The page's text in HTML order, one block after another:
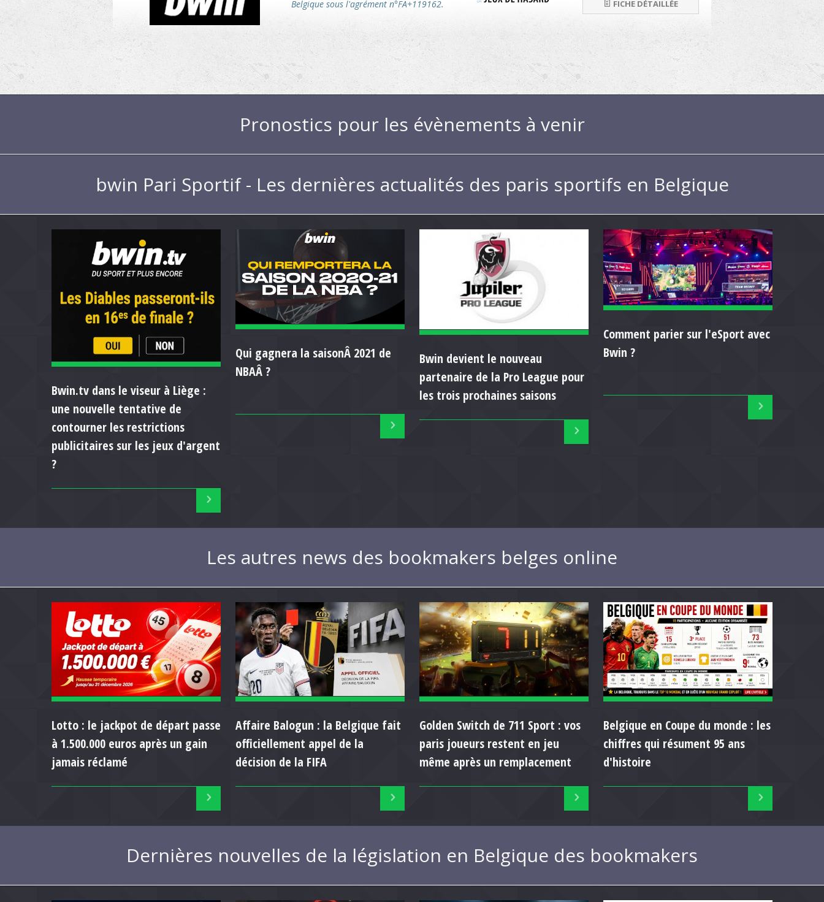
Belgique sous l'agrément n°FA+119162.
FICHE DÉTAILLÉE
Pronostics pour les évènements à venir
bwin Pari Sportif - Les dernières actualités des paris sportifs en Belgique
Bwin.tv dans le viseur à Liège :
une nouvelle tentative de
contourner les restrictions
publicitaires sur les jeux d'argent
?
Qui gagnera la saisonÂ 2021 de
NBAÂ ?
Bwin devient le nouveau
partenaire de la Pro League pour
les trois prochaines saisons
Comment parier sur l'eSport avec
Bwin ?
Les autres news des bookmakers belges online
Lotto : le jackpot de départ passe
à 1.500.000 euros après un gain
jamais réclamé
Affaire Balogun : la Belgique fait
officiellement appel de la
décision de la FIFA
Golden Switch de 711 Sport : vos
paris joueurs restent en jeu
même après un remplacement
Belgique en Coupe du monde : les
chiffres qui résument 95 ans
d'histoire
Dernières nouvelles de la législation en Belgique des bookmakers